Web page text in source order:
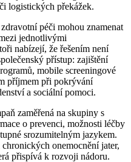
logistických překážek.
péči mohou znamenat
jednotlivými
nabízejí, že řešením není
přístup: zajištění
mobile screeningové
příjmem při pokrývání
a sociální pomoci.
zaměřená na skupiny s
o prevenci, možnosti léčby
srozumitelným jazykem.
onemocnění jater,
přispívá k rozvoji nádoru.